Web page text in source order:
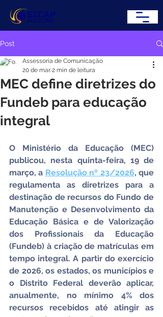
Post
MEC define diretrizes do
Fundeb para educação
integral
Assessoria de Comunicação
20 de mar.2 min de leitura
O Ministério da Educação (MEC)
publicou, nesta quinta-feira, 19 de
março, a Resolução nº 23/2026, que
regulamenta as diretrizes para a
destinação de recursos do Fundo de
Manutenção e Desenvolvimento da
Educação Básica e de Valorização
dos Profissionais da Educação
(Fundeb) à criação de matrículas em
tempo integral. A partir do exercício
de 2026, os estados, os municípios e
o Distrito Federal deverão aplicar,
anualmente, no mínimo 4% dos
recursos recebidos até atingir as